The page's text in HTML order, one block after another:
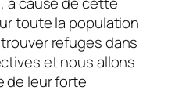
toute la population
refuges dans
et nous allons
de leur forte